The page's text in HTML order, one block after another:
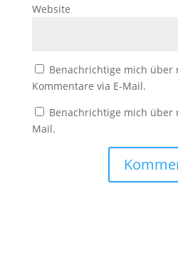
Website
Benachrichtige mich über
Kommentare via E-Mail.
Benachrichtige mich über
Mail.